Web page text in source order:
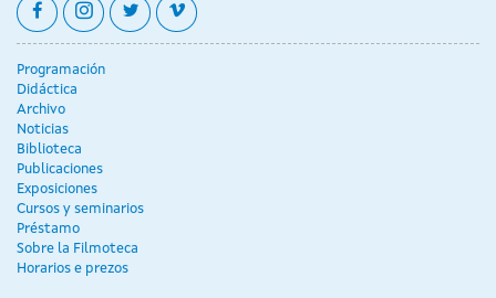
facebookinstagram
twittervimeo
Programación
Didáctica
Archivo
Noticias
Biblioteca
Publicaciones
Exposiciones
Cursos y seminarios
Préstamo
Sobre la Filmoteca
Horarios e prezos